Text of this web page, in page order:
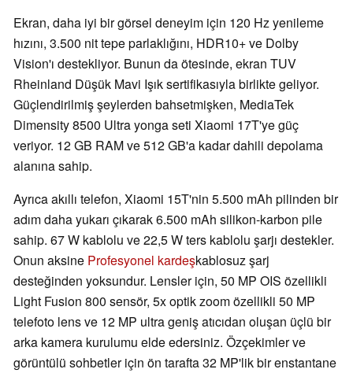
Ekran, daha iyi bir görsel deneyim için 120 Hz yenileme
hızını, 3.500 nit tepe parlaklığını, HDR10+ ve Dolby
Vision'ı destekliyor. Bunun da ötesinde, ekran TUV
Rheinland Düşük Mavi Işık sertifikasıyla birlikte geliyor.
Güçlendirilmiş şeylerden bahsetmişken, MediaTek
Dimensity 8500 Ultra yonga seti Xiaomi 17T'ye güç
veriyor. 12 GB RAM ve 512 GB'a kadar dahili depolama
alanına sahip.
Ayrıca akıllı telefon, Xiaomi 15T'nin 5.500 mAh pilinden bir
adım daha yukarı çıkarak 6.500 mAh silikon-karbon pile
sahip. 67 W kablolu ve 22,5 W ters kablolu şarjı destekler.
Onun aksine Profesyonel kardeşkablosuz şarj
desteğinden yoksundur. Lensler için, 50 MP OIS özellikli
Light Fusion 800 sensör, 5x optik zoom özellikli 50 MP
telefoto lens ve 12 MP ultra geniş atıcıdan oluşan üçlü bir
arka kamera kurulumu elde edersiniz. Özçekimler ve
görüntülü sohbetler için ön tarafta 32 MP'lik bir enstantane